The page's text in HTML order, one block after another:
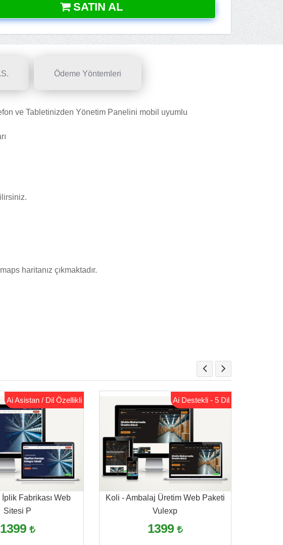
SATIN AL
Ödeme Yöntemleri
ve Tabletinizden Yönetim Panelini mobil uyumlu
haritanız çıkmaktadır.
Ai Asistan / Dil Özellikli
Fabrikası Web
Sitesi P
1399
Ai Destekli - 5 Dil
Koli - Ambalaj Üretim Web Paketi
Vulexp
1399